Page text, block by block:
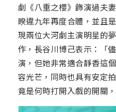
劇《八重之櫻》飾演過夫
睽違九年再度合體，並且
現兩位大河劇主演明星的
作，長谷川博己表示：「
演，但她非常適合靜香這
容光芒，同時也具有安定
竟是何時打開入戲的開關